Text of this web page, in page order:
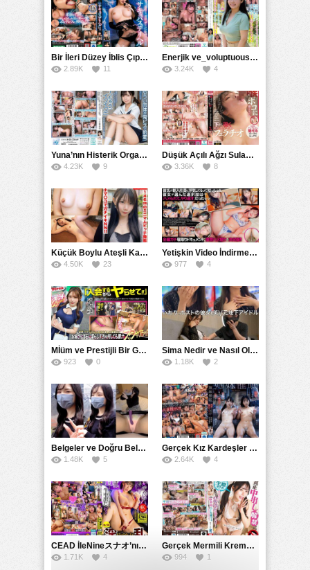
Bir İleri Düzey İblis Çıplak Teslimat Görevlisi, İnce Bedeni ve Şeytani Becerileriyle Sizi Sürekli BoşaltacakMDBK
2.89K 11
Enerjik ve_voluptuous Üniversite Kızının H Kupa Büyüklüğündeki Göğüsleri ve Çılgın Orgazmı
3.24K 4
Yuna’nın Histerik Orgazmı: Genç Kızın Savage Hareketlerle Ulaştığı Şiddetli Coşkuları
4.23K 9
Düşük Açılı Ağzı Sulama Teknikleri ve AGMX İlişkisi
3.36K 8
Küçük Boylu Ateşli Karakter: Nandinin Hassas Uçuklu Memeleri ve Sahneleri
4.50K 23
Yetişkin Video İndirme Siteleri Grubu: Şefkatli Patron ve Sekreterin Aşk Hikayesi: Prestijli Bir Son
977 4
Mİüm ve Prestijli Bir Gecenin Sırları: Gizemli Bir Kadın ve Mükemmel Bir Macera
923 0
Sima Nedir ve Nasıl Oluşur
1.18K 2
Belgeler ve Doğru Belgelendirmede DOCS’in Önemi
1.48K 5
Gerçek Kız Kardeşler hipnoz ve zihin kontrolü altında liebe阴茎 için yalvaran kızlar: Mısakı Nemıne Mına Hınano
2.64K 4
CEAD İleNineスナオ’nın Çılgın ve Seksüel Dünyası: Büyük Kalçalar ve Çılgın İlişkiler
1.71K 4
Gerçek Mermili Kremalı Pasta Büyük Dağıtımı, Ben Herkesin Özel Placesine Hizmet Eden En Üst Düzey Erotik Ürünler Günün Fırsatı
994 1